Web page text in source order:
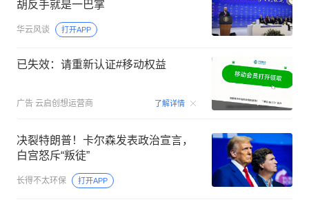
胡反手就是一巴掌
华云风谈 打开APP
已失效：请重新认证#移动权益
广告 云启创想运营商 了解详情 00:15
决裂特朗普！卡尔森发表政治宣言，
白宫怒斥“叛徒”
长得不太环保 打开APP